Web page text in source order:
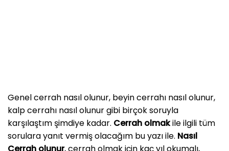
Genel cerrah nasıl olunur, beyin cerrahı nasıl olunur,
kalp cerrahı nasıl olunur gibi birçok soruyla
karşılaştım şimdiye kadar. Cerrah olmakile ilgili tüm
sorulara yanıt vermiş olacağım bu yazı ile. Nasıl